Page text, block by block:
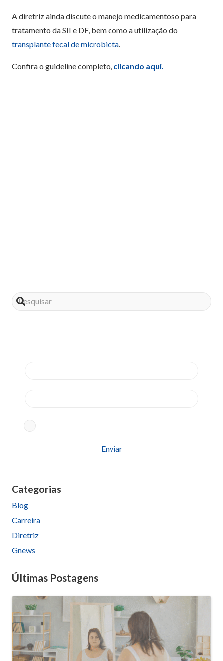
A diretriz ainda discute o manejo medicamentoso para
tratamento da SII e DF, bem como a utilização do
transplante fecal de microbiota.
Confira o guideline completo, clicando aqui.
field
empty.
Categorias
Blog
Carreira
Diretriz
Gnews
Últimas Postagens